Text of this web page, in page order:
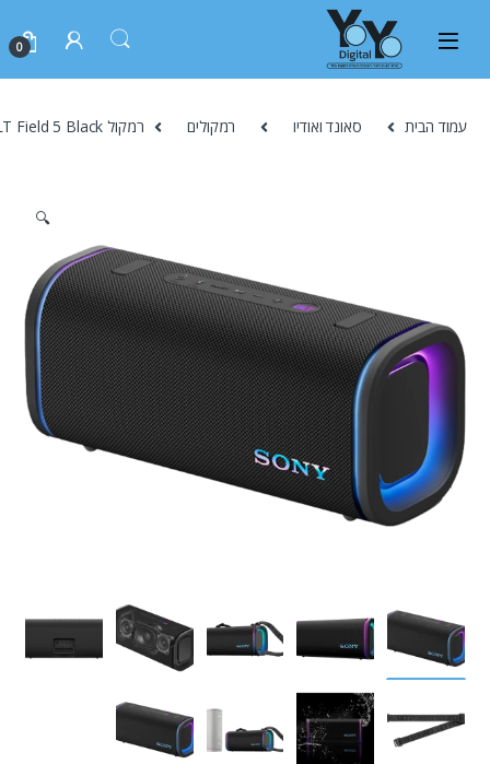
0
עמוד הבית סאונד ואודיו רמקולים רמקול Sony ULT Field 5 Black רמקול Bluetooth נייד חזק במיוחד עם ULT Power Sound ובאס עמוק
🔍